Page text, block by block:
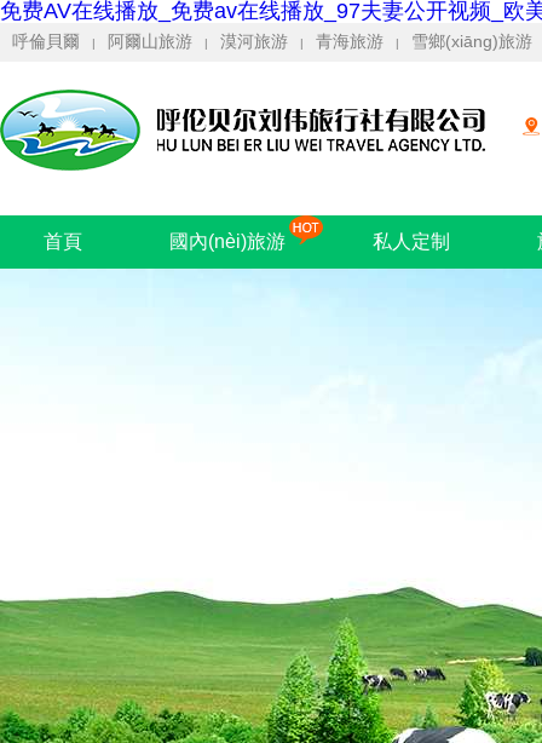
免费AV在线播放_免费av在线播放_97夫妻公开视频_欧
呼倫貝爾 | 阿爾山旅游 | 漠河旅游 | 青海旅游 | 雪鄉(xiāng)旅游
首頁 國內(nèi)旅游 私人定制